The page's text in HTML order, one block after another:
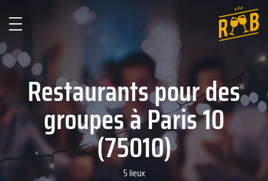
Restaurants pour des
groupes à Paris 10
(75010)
5 lieux